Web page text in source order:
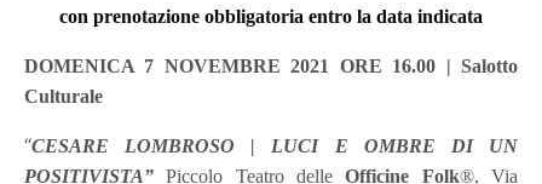
con prenotazione obbligatoria entro la data indicata
DOMENICA 7 NOVEMBRE 2021 ORE 16.00 | Salotto
Culturale
“CESARE LOMBROSO | LUCI E OMBRE DI UN
POSITIVISTA”Piccolo Teatro delleOfficine Folk®, Via